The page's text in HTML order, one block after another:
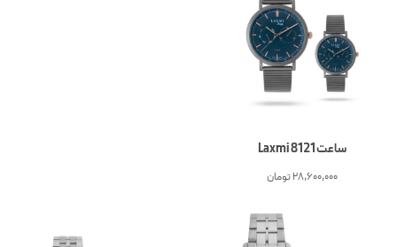
ساعت Laxmi 8121
28,600,000تومان